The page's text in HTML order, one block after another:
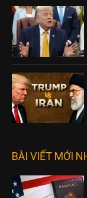
BÀI VIẾT MỚI